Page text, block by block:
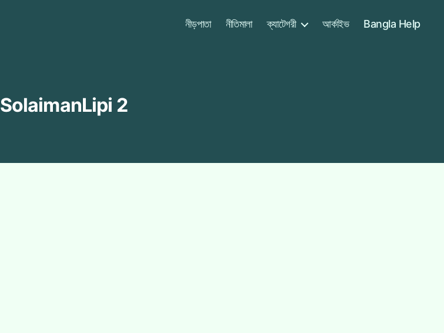
নীড়পাতা নীতিমালা ক্যাটেগরী আর্কাইভ Bangla Help
SolaimanLipi 2